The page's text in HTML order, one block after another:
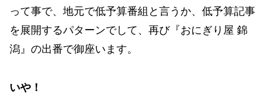
って事で、地元で低予算番組と言うか、低予算記事
を展開するパターンでして、再び『おにぎり屋 錦
潟』の出番で御座います。
いや！